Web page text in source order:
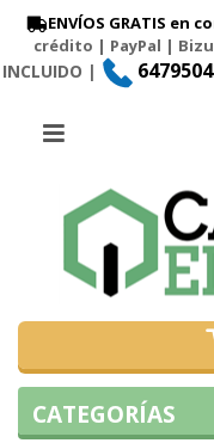
ENVÍOS GRATIS en
crédito | PayPal |
INCLUIDO |
Menú
CATEGORÍAS